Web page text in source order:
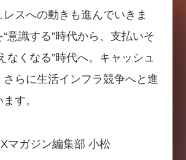
スへの動きも進んでいきま
意識する”時代から、支払いそ
なくなる”時代へ。キャッシュ
さらに生活インフラ競争へと進
す。
マガジン編集部 小松